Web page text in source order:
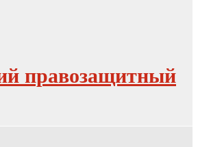
правозащитный